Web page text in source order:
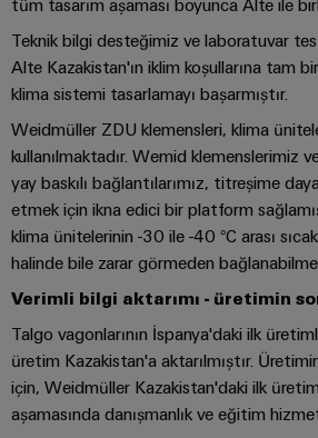
altyapısının
özel
gereksinimlerine
yönelik
çözümler
Pano
Yapımı
Pano
yapımı
zorluklarına
yönelik
çözümler
Makineler
Makine
ve
fabrika
otomasyonunun
çözümleri
IoT
ve
Otomasyon
Yazılımı
Elektrik
Santrali
Kontrolörü
Cihaz
Üreticileri
PCB
koruması
PV
jeneratör
bağlantı
kutuları
Fieldbus
Dağıtıcılar
Otomasyon
ve
Yazılım
Kumandalar
arabirimi
EDI
arabirimi
GENEL
BAKIŞA
GIT
Etkinlikler
Dijital
Deneyim
tüm tasarım aşaması boyunca Alte ile
Teknik bilgi desteğimiz ve laboratuvar
Alte Kazakistan'ın iklim koşullarına tam
klima sistemi tasarlamayı başarmıştır.
Weidmüller ZDU klemensleri, klima
kullanılmaktadır. Wemid klemenslerimiz
yay baskılı bağlantılarımız, titreşime
etmek için ikna edici bir platform
klima ünitelerinin -30 ile -40 °C arası
halinde bile zarar görmeden
Verimli bilgi aktarımı - üretimin
Talgo vagonlarının İspanya'daki ilk
üretim Kazakistan'a aktarılmıştır.
için, Weidmüller Kazakistan'daki ilk
aşamasında danışmanlık ve eğitim